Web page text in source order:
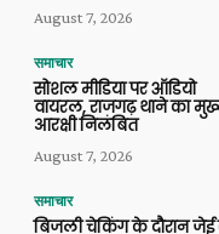
August 7, 2026
समाचार
सोशल मीडिया पर ऑडियो
वायरल, राजगढ़ थाने का
आरक्षी निलंबित
August 7, 2026
समाचार
बिजली चेकिंग के दौरान